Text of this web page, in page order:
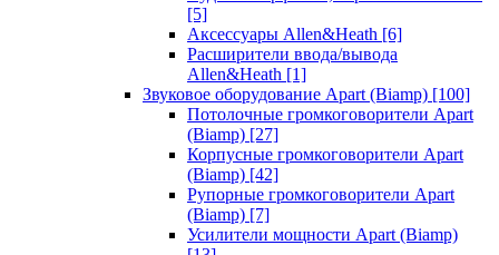
[5]
Аксессуары Allen&Heath [6]
Расширители ввода/вывода
Allen&Heath [1]
Звуковое оборудование Apart (Biamp) [100]
Потолочные громкоговорители Apart
(Biamp) [27]
Корпусные громкоговорители Apart
(Biamp) [42]
Рупорные громкоговорители Apart
(Biamp) [7]
Усилители мощности Apart (Biamp)